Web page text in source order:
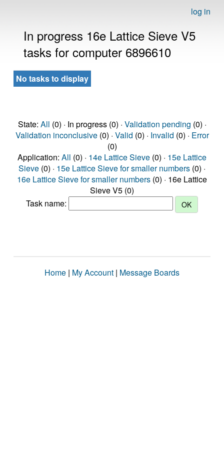
log in
In progress 16e Lattice Sieve V5
tasks for computer 6896610
No tasks to display
State: All (0) · In progress (0) · Validation pending (0) ·
Validation inconclusive(0) · Valid (0) · Invalid (0) · Error
(0)
Application: All (0) · 14e Lattice Sieve (0) · 15e Lattice
Sieve (0) · 15e Lattice Sieve for smaller numbers (0) ·
16e Lattice Sieve for smaller numbers (0) · 16e Lattice
Sieve V5 (0)
Task name:
Home | My Account | Message Boards